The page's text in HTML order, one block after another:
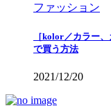
ファッション
［kolor／カラー
で買う方法
2021/12/20